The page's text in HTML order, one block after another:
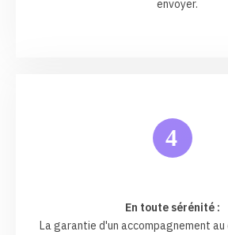
envoyer.
4
En toute sérénité :
La garantie d'un accompagnement au